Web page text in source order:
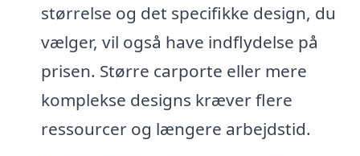
størrelse og det specifikke design, du
vælger, vil også have indflydelse på
prisen. Større carporte eller mere
komplekse designs kræver flere
ressourcer og længere arbejdstid.